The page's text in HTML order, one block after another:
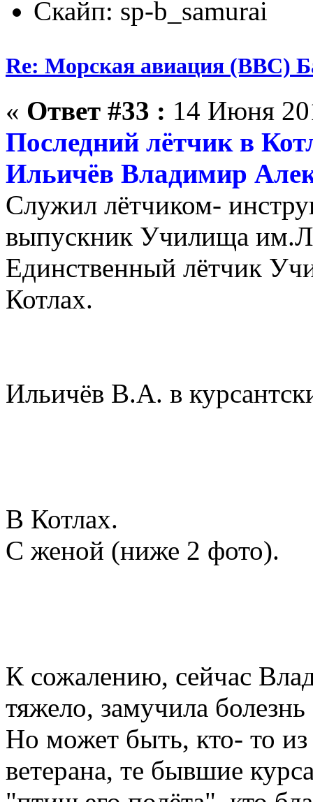
Скайп: sp-b_samurai
Re: Морская авиация (ВВС)
« Ответ #33 : 14 Июня
Последний лётчик в
Ильичёв Владимир
Служил лётчиком-
выпускник Училища
Единственный лётчик
Котлах.
Ильичёв В.А. в
В Котлах.
С женой (ниже 2 фото).
К сожалению, сейчас
тяжело, замучила
Но может быть, кто- то
ветерана, те бывшие